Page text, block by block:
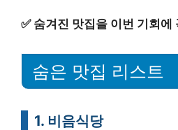
✅ 숨겨진 맛집을 이번 기회에
숨은 맛집 리스트
1. 비음식당